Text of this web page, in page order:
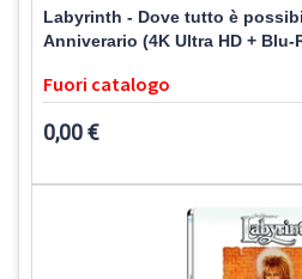
Labyrinth - Dove tutto è
Anniverario (4K Ultra HD + Blu-
Fuori catalogo
0,00 €